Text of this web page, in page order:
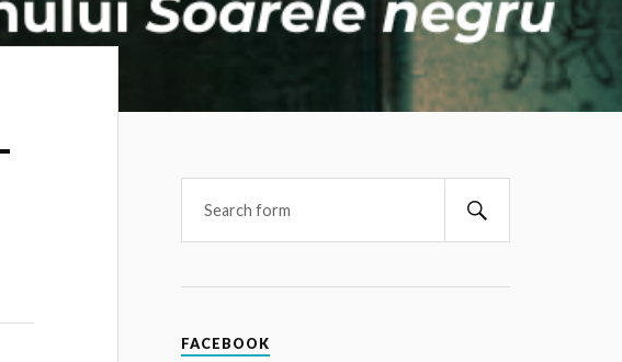
FACEBOOK